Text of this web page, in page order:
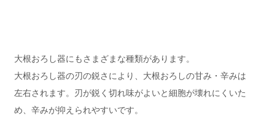
大根おろし器にもさまざまな種類があります。
大根おろし器の刃の鋭さにより、大根おろしの甘み・辛みは
左右されます。刃が鋭く切れ味がよいと細胞が壊れにくいた
め、辛みが抑えられやすいです。